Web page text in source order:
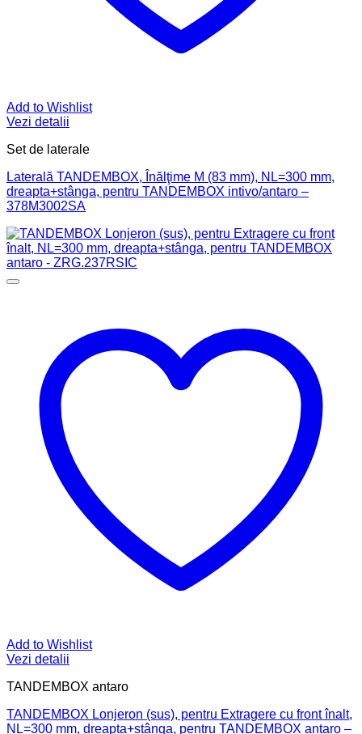
Add to Wishlist
Vezi detalii
Set de laterale
Laterală TANDEMBOX, Înălţime M (83 mm), NL=300 mm,
dreapta+stânga, pentru TANDEMBOX intivo/antaro –
378M3002SA
Add to Wishlist
Vezi detalii
TANDEMBOX antaro
TANDEMBOX Lonjeron (sus), pentru Extragere cu front înalt,
NL=300 mm, dreapta+stânga, pentru TANDEMBOX antaro –